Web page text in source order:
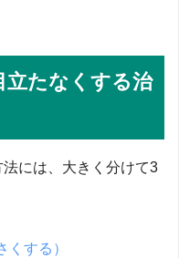
立たなくする治
には、大きく分けて3
くする）